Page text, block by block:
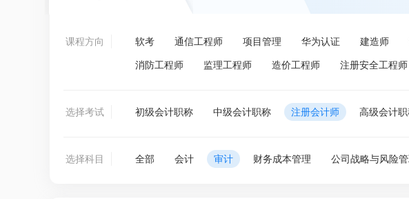
课程方向 软考 通信工程师 项目管理 华为认证 建造师
消防工程师 监理工程师 造价工程师 注册安全工程师
选择考试 初级会计职称 中级会计职称 注册会计师 高级会计
选择科目 全部 会计 审计 财务成本管理 公司战略与风险